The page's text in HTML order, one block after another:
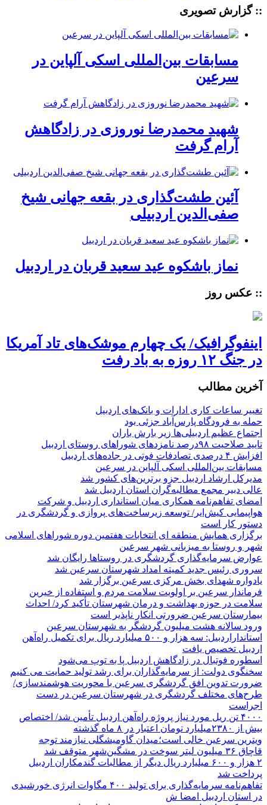
:: گزارش تصویری
مسابقات بین‌المللی اسکی آلپاین در
سرعین
شهید محمدرضا نوروزی در زادگاهش
آرام گرفت
آئین طشت‌گذاری در بقعه جهانی شیخ
صفی‌الدین اردبیلی
نماز باشکوه عید سعید قربان در اردبیل
:: عکس روز
اینفوگرافیک/ یک چهارم موشک‌های تاد آمریکا
در جنگ ۱۲ روزه به باد رفت
آخرین مطالب
تغییر ساعات کاری ادارات و بانک‌های اردبیل
حمله به فرودگاه پارس‌‌آباد جزئی بود
اجتماع عظیم اردبیلی‌ها زیر بارش باران
تایید صلاحیت ۹۸درصد نامزدهای شوراهای روستای اردبیل
افزایش ۴ درصدی تصادفات فوتی در جاده‌های اردبیل
مسابقات بین‌المللی اسکی آلپاین در سرعین
مدیرکل ارشاد اردبیل جزو برترین‌های کشور شد
عالی دبیر مجمع مطالبه‌گران استان اردبیل شد
امضای تفاهم‌نامه همکاری میان استانداری اردبیل و شرکت
هواپیمایی کیش‌ایر/ توسعه زیرساخت‌های پروازی و گردشگری در
دستور کار است
برگزاری همایش منطقه ای انتخابات هفتمین دوره شوراهای اسلامی
شهر و روستا به میزبانی شهر سرعین
عوارض سرمایه‌گذاری گردشگری در روستاها رایگان شد
سروری رئیس جدید کمیته امداد شهرستان سرعین شد
یادواره شهدای بخش مرکزی سرعین برگزار شد
فرماندار سرعین بر اولویت سلامت مردم و استفاده از خیرین
سلامت در حوزه بهداشت و درمان شهرستان تأکید کرد/ احداث
بیمارستان سرعین ضرورتی انکار ناپذیر است
ورود سالانه هشت میلیون گردشگر به شهرستان سرعین
استانداراردبیل: سه هزار و ۵۰۰ میلیارد ریال برای تکمیل راه‌آهن
اردبیل تخصیص یافت
اسطوره فوتبال در زادگاهش اردبیل پا به توپ می‌شود
سخنگوی دولت: از سرمایه‌گذاران برای رشد تولید حمایت می کنیم
ضرورت تدوین افق گردشگری سرعین با محوریت هوشمندسازی/
طرح‌های مختلف گردشگری در شهرستان سرعین در دست
اجراست
۴۰۰۰ تن ریل مورد نیاز پروژه راه‌آهن اردبیل تأمین شد/ اختصاص
بیش از ۲۳۸۰میلیارد تومان اعتبار در ۸ ماه گذشته
ویترین سرعین خالی است؛میدان گاومیشگلی نیازمند توجه
قاچاق ۳۶ میلیون لیتر سوخت در مشگین‌شهر متوقف شد
۲ هزار و ۶۰۰‌ میلیارد ریال دیگر از مطالبات گندمکاران اردبیل
پرداخت شد
تفاهم‌نامه سرمایه‌گذاری برای تولید ۴۰۰ مگاوات انرژی خورشیدی
در استان اردبیل امضا ش